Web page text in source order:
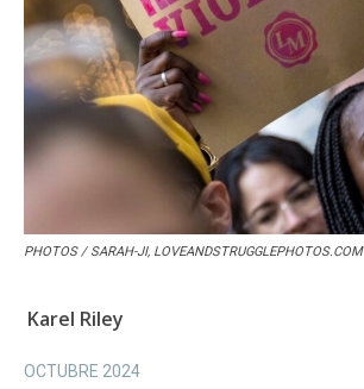
PHOTOS / SARAH-JI, LOVEANDSTRUGGLEPHOTOS.COM
Karel Riley
OCTUBRE 2024